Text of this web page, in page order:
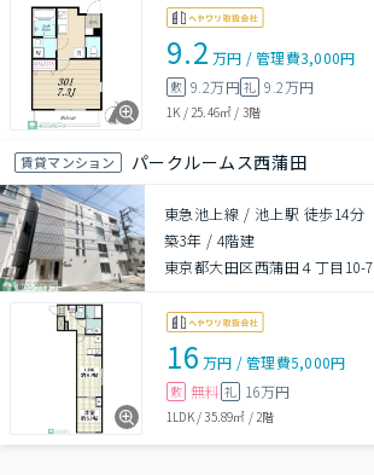
9.2 万円 /管理費3,000円
敷 9.2万円礼 9.2万円
1K /25.46㎡ / 3階
賃貸マンション パークルームス西蒲田
東急池上線 / 池上駅 徒歩14分
築3年 / 4階建
東京都大田区西蒲田４丁目10-7
16 万円 /管理費5,000円
敷 無料 礼 16万円
1LDK/35.89㎡ /2階